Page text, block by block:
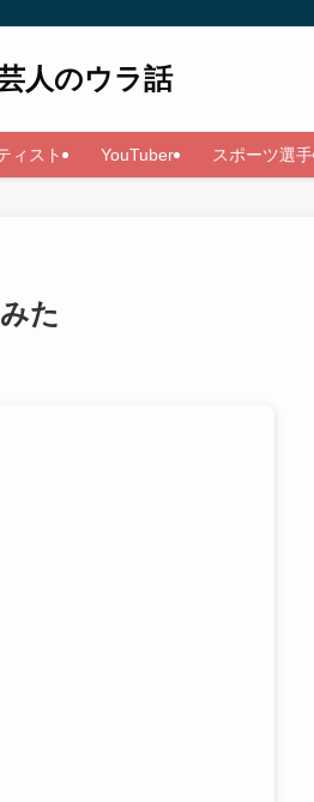
人のウラ話
ィスト YouTuber スポーツ選手
た